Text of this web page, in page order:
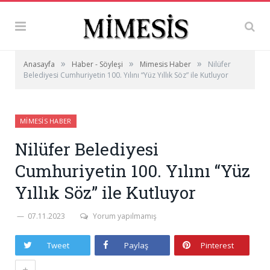
Anasayfa » Haber - Söyleşi » Mimesis Haber »
Nilüfer
Belediyesi Cumhuriyetin 100. Yılını “Yüz Yıllık Söz” ile Kutluyor
MIMESIS HABER
Nilüfer Belediyesi
Cumhuriyetin 100. Yılını “Yüz
Yıllık Söz” ile Kutluyor
07.11.2023 Yorum yapılmamış
Tweet Paylaş Pinterest